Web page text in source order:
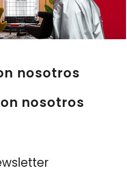
nosotros
nosotros